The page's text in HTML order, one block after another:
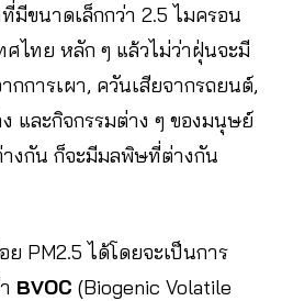
มีขนาดเล็กกว่า 2.5 ไมครอน
ไทย หลัก ๆ แล้วไม่ว่าฝุ่นจะมี
กการเผา, ควันเสียจากรถยนต์,
และกิจกรรมต่าง ๆ ของมนุษย์
งกัน ก็จะมีมลพิษที่ต่างกัน
PM2.5 ได้โดยจะเป็นการ
BVOC (Biogenic Volatile